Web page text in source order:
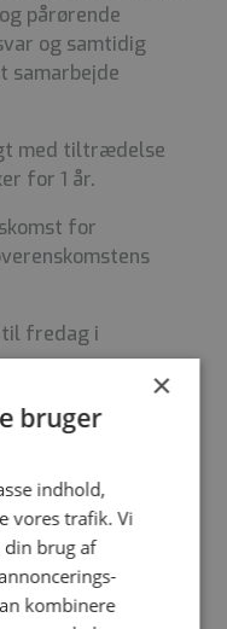
pårørende
og samtidig
med tiltrædelse
for 1 år.
for
til fredag i
på Børne-
ren
attesten hos
når de udarbejder
afsnitsledende
×
bruger
indhold,
vores trafik. Vi
din brug af
kombinere